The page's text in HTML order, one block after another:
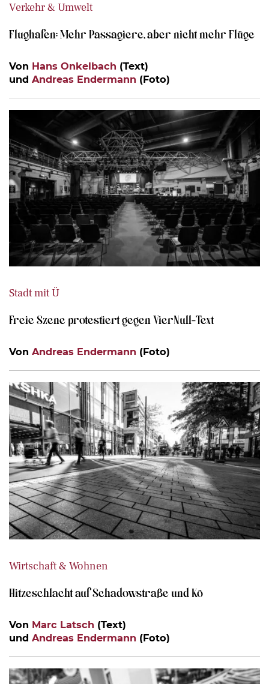
Verkehr & Umwelt
Flughafen: Mehr Passagiere, aber nicht mehr Flüge
Von Hans Onkelbach (Text)
und Andreas Endermann (Foto)
Stadt mit Ü
Freie Szene protestiert gegen VierNull-Text
Von Andreas Endermann (Foto)
Wirtschaft & Wohnen
Hitzeschlacht auf Schadowstraße und Kö
Von Marc Latsch (Text)
und Andreas Endermann (Foto)